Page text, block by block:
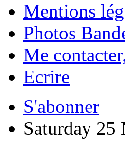
Mentions
Photos
Me
Ecrire
S'abonner
Saturday 25